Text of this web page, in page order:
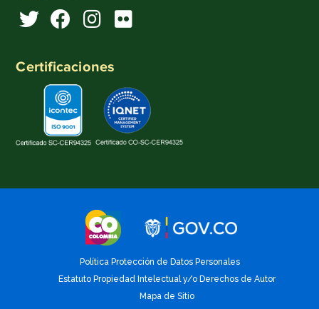
Certificaciones
Política Protección de Datos Personales
Estatuto Propiedad Intelectual y/o Derechos de Autor
Mapa de Sitio